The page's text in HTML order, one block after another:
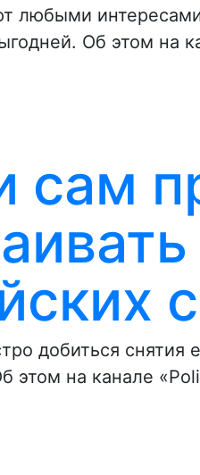
любыми
Об этом на
сам
добиться снятия
этом на канале